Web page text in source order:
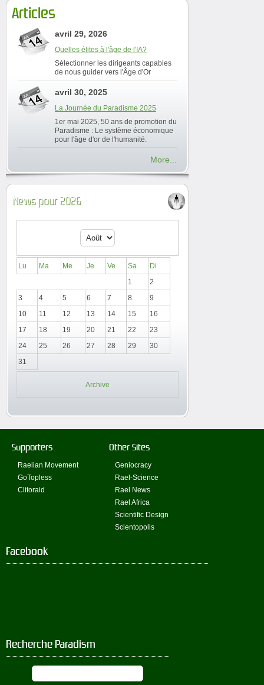
Articles
avril 29, 2026
Quelles élites à l'âge de l'IA?
Sélectionner les dirigeants capables
de nous guider vers l'Âge d'Or
avril 30, 2025
La Journée du Paradisme 2025
1er mai 2025, 50 ans de promotion du
Paradisme : Le système économique
pour l'âge d'or de l'humanité.
More...
News pour 2026
Lu Ma Me Je Ve Sa
Di
1
2
3
4 5 6 7 8
9
10
11 12 13 14 15
16
17
18 19 20 21 22
23
24
25 26 27 28 29
30
31
Archive
Supporters
Raelian Movement
GoTopless
Clitoraid
Other Sites
Geniocracy
Rael-Science
Rael News
Rael Africa
Scientific Design
Scientopolis
Facebook
Recherche Paradism